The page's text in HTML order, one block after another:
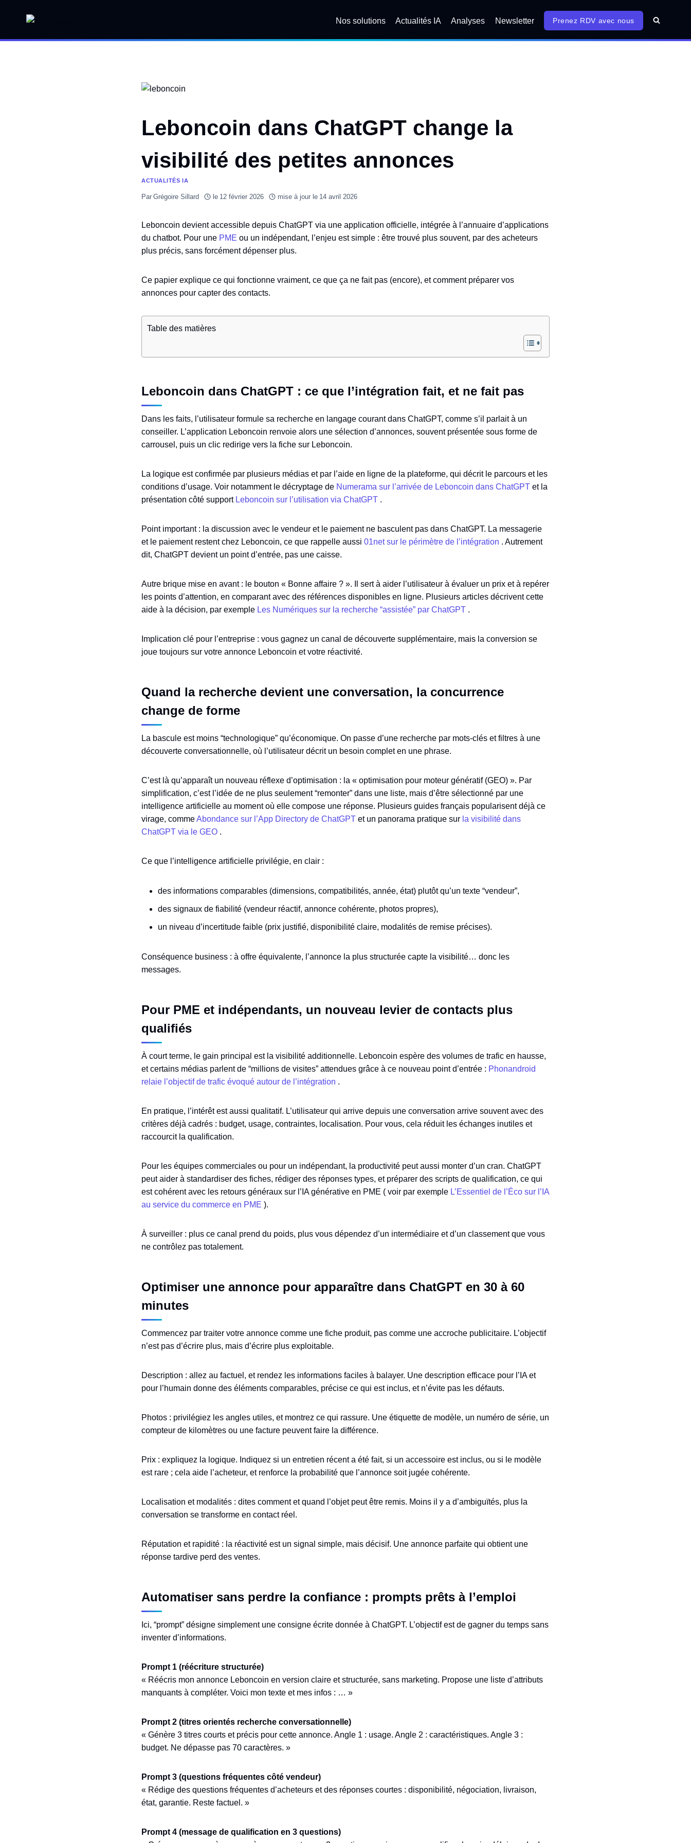
Nos solutions Actualités IA Analyses Newsletter Prenez RDV avec nous
Leboncoin dans ChatGPT change la
visibilité des petites annonces
ACTUALITÉS IA
Par Grégoire Sillard le 12 février 2026 mise à jour le 14 avril 2026
Leboncoin devient accessible depuis ChatGPT via une application officielle, intégrée à l’annuaire d’applications
du chatbot. Pour une PME ou un indépendant, l’enjeu est simple : être trouvé plus souvent, par des acheteurs
plus précis, sans forcément dépenser plus.
Ce papier explique ce qui fonctionne vraiment, ce que ça ne fait pas (encore), et comment préparer vos
annonces pour capter des contacts.
Table des matières
Leboncoin dans ChatGPT : ce que l’intégration fait, et ne fait pas
Dans les faits, l’utilisateur formule sa recherche en langage courant dans ChatGPT, comme s’il parlait à un
conseiller. L’application Leboncoin renvoie alors une sélection d’annonces, souvent présentée sous forme de
carrousel, puis un clic redirige vers la fiche sur Leboncoin.
La logique est confirmée par plusieurs médias et par l’aide en ligne de la plateforme, qui décrit le parcours et les
conditions d’usage. Voir notamment le décryptage de Numerama sur l’arrivée de Leboncoin dans ChatGPT et la
présentation côté support Leboncoin sur l’utilisation via ChatGPT .
Point important : la discussion avec le vendeur et le paiement ne basculent pas dans ChatGPT. La messagerie
et le paiement restent chez Leboncoin, ce que rappelle aussi 01net sur le périmètre de l’intégration . Autrement
dit, ChatGPT devient un point d’entrée, pas une caisse.
Autre brique mise en avant : le bouton « Bonne affaire ? ». Il sert à aider l’utilisateur à évaluer un prix et à repérer
les points d’attention, en comparant avec des références disponibles en ligne. Plusieurs articles décrivent cette
aide à la décision, par exemple Les Numériques sur la recherche “assistée” par ChatGPT .
Implication clé pour l’entreprise : vous gagnez un canal de découverte supplémentaire, mais la conversion se
joue toujours sur votre annonce Leboncoin et votre réactivité.
Quand la recherche devient une conversation, la concurrence
change de forme
La bascule est moins “technologique” qu’économique. On passe d’une recherche par mots-clés et filtres à une
découverte conversationnelle, où l’utilisateur décrit un besoin complet en une phrase.
C’est là qu’apparaît un nouveau réflexe d’optimisation : la « optimisation pour moteur génératif (GEO) ». Par
simplification, c’est l’idée de ne plus seulement “remonter” dans une liste, mais d’être sélectionné par une
intelligence artificielle au moment où elle compose une réponse. Plusieurs guides français popularisent déjà ce
virage, commeAbondance sur l’App Directory de ChatGPT et un panorama pratique sur la visibilité dans
ChatGPT via le GEO .
Ce que l’intelligence artificielle privilégie, en clair :
des informations comparables (dimensions, compatibilités, année, état) plutôt qu’un texte “vendeur”,
des signaux de fiabilité (vendeur réactif, annonce cohérente, photos propres),
un niveau d’incertitude faible (prix justifié, disponibilité claire, modalités de remise précises).
Conséquence business : à offre équivalente, l’annonce la plus structurée capte la visibilité… donc les
messages.
Pour PME et indépendants, un nouveau levier de contacts plus
qualifiés
À court terme, le gain principal est la visibilité additionnelle. Leboncoin espère des volumes de trafic en hausse,
et certains médias parlent de “millions de visites” attendues grâce à ce nouveau point d’entrée : Phonandroid
relaie l’objectif de trafic évoqué autour de l’intégration .
En pratique, l’intérêt est aussi qualitatif. L’utilisateur qui arrive depuis une conversation arrive souvent avec des
critères déjà cadrés : budget, usage, contraintes, localisation. Pour vous, cela réduit les échanges inutiles et
raccourcit la qualification.
Pour les équipes commerciales ou pour un indépendant, la productivité peut aussi monter d’un cran. ChatGPT
peut aider à standardiser des fiches, rédiger des réponses types, et préparer des scripts de qualification, ce qui
est cohérent avec les retours généraux sur l’IA générative en PME ( voir par exemple L’Essentiel de l’Éco sur l’IA
au service du commerce en PME ).
À surveiller : plus ce canal prend du poids, plus vous dépendez d’un intermédiaire et d’un classement que vous
ne contrôlez pas totalement.
Optimiser une annonce pour apparaître dans ChatGPT en 30 à 60
minutes
Commencez par traiter votre annonce comme une fiche produit, pas comme une accroche publicitaire. L’objectif
n’est pas d’écrire plus, mais d’écrire plus exploitable.
Description : allez au factuel, et rendez les informations faciles à balayer. Une description efficace pour l’IA et
pour l’humain donne des éléments comparables, précise ce qui est inclus, et n’évite pas les défauts.
Photos : privilégiez les angles utiles, et montrez ce qui rassure. Une étiquette de modèle, un numéro de série, un
compteur de kilomètres ou une facture peuvent faire la différence.
Prix : expliquez la logique. Indiquez si un entretien récent a été fait, si un accessoire est inclus, ou si le modèle
est rare ; cela aide l’acheteur, et renforce la probabilité que l’annonce soit jugée cohérente.
Localisation et modalités : dites comment et quand l’objet peut être remis. Moins il y a d’ambiguïtés, plus la
conversation se transforme en contact réel.
Réputation et rapidité : la réactivité est un signal simple, mais décisif. Une annonce parfaite qui obtient une
réponse tardive perd des ventes.
Automatiser sans perdre la confiance : prompts prêts à l’emploi
Ici, “prompt” désigne simplement une consigne écrite donnée à ChatGPT. L’objectif est de gagner du temps sans
inventer d’informations.
Prompt 1 (réécriture structurée)
« Réécris mon annonce Leboncoin en version claire et structurée, sans marketing. Propose une liste d’attributs
manquants à compléter. Voici mon texte et mes infos : … »
Prompt 2 (titres orientés recherche conversationnelle)
« Génère 3 titres courts et précis pour cette annonce. Angle 1 : usage. Angle 2 : caractéristiques. Angle 3 :
budget. Ne dépasse pas 70 caractères. »
Prompt 3 (questions fréquentes côté vendeur)
« Rédige des questions fréquentes d’acheteurs et des réponses courtes : disponibilité, négociation, livraison,
état, garantie. Reste factuel. »
Prompt 4 (message de qualification en 3 questions)